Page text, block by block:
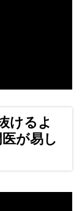
けるよ
が易し